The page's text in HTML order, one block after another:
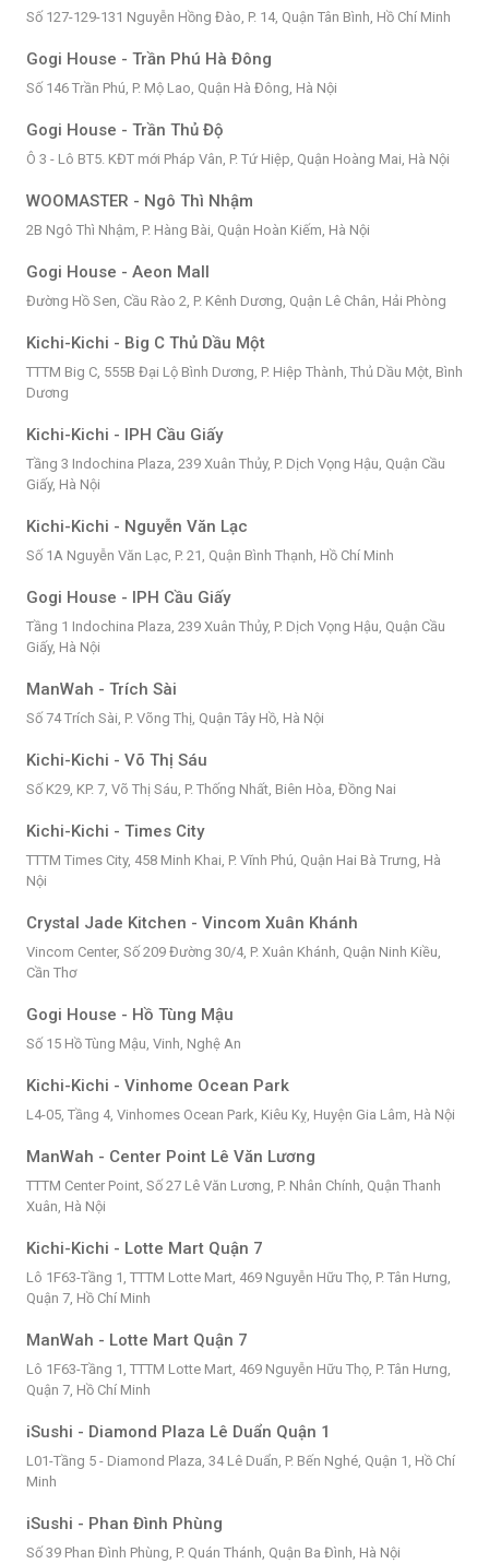
Số 127-129-131 Nguyễn Hồng Đào, P. 14, Quận Tân Bình, Hồ Chí Minh
Gogi House - Trần Phú Hà Đông
Số 146 Trần Phú, P. Mộ Lao, Quận Hà Đông, Hà Nội
Gogi House - Trần Thủ Độ
Ô 3 - Lô BT5. KĐT mới Pháp Vân, P. Tứ Hiệp, Quận Hoàng Mai, Hà Nội
WOOMASTER - Ngô Thì Nhậm
2B Ngô Thì Nhậm, P. Hàng Bài, Quận Hoàn Kiếm, Hà Nội
Gogi House - Aeon Mall
Đường Hồ Sen, Cầu Rào 2, P. Kênh Dương, Quận Lê Chân, Hải Phòng
Kichi-Kichi - Big C Thủ Dầu Một
TTTM Big C, 555B Đại Lộ Bình Dương, P. Hiệp Thành, Thủ Dầu Một, Bình
Dương
Kichi-Kichi - IPH Cầu Giấy
Tầng 3 Indochina Plaza, 239 Xuân Thủy, P. Dịch Vọng Hậu, Quận Cầu
Giấy, Hà Nội
Kichi-Kichi - Nguyễn Văn Lạc
Số 1A Nguyễn Văn Lạc, P. 21, Quận Bình Thạnh, Hồ Chí Minh
Gogi House - IPH Cầu Giấy
Tầng 1 Indochina Plaza, 239 Xuân Thủy, P. Dịch Vọng Hậu, Quận Cầu
Giấy, Hà Nội
ManWah - Trích Sài
Số 74 Trích Sài, P. Võng Thị, Quận Tây Hồ, Hà Nội
Kichi-Kichi - Võ Thị Sáu
Số K29, KP. 7, Võ Thị Sáu, P. Thống Nhất, Biên Hòa, Đồng Nai
Kichi-Kichi - Times City
TTTM Times City, 458 Minh Khai, P. Vĩnh Phú, Quận Hai Bà Trưng, Hà
Nội
Crystal Jade Kitchen - Vincom Xuân Khánh
Vincom Center, Số 209 Đường 30/4, P. Xuân Khánh, Quận Ninh Kiều,
Cần Thơ
Gogi House - Hồ Tùng Mậu
Số 15 Hồ Tùng Mậu, Vinh, Nghệ An
Kichi-Kichi - Vinhome Ocean Park
L4-05, Tầng 4, Vinhomes Ocean Park, Kiêu Kỵ, Huyện Gia Lâm, Hà Nội
ManWah - Center Point Lê Văn Lương
TTTM Center Point, Số 27 Lê Văn Lương, P. Nhân Chính, Quận Thanh
Xuân, Hà Nội
Kichi-Kichi - Lotte Mart Quận 7
Lô 1F63-Tầng 1, TTTM Lotte Mart, 469 Nguyễn Hữu Thọ, P. Tân Hưng,
Quận 7, Hồ Chí Minh
ManWah - Lotte Mart Quận 7
Lô 1F63-Tầng 1, TTTM Lotte Mart, 469 Nguyễn Hữu Thọ, P. Tân Hưng,
Quận 7, Hồ Chí Minh
iSushi - Diamond Plaza Lê Duẩn Quận 1
L01-Tầng 5 - Diamond Plaza, 34 Lê Duẩn, P. Bến Nghé, Quận 1, Hồ Chí
Minh
iSushi - Phan Đình Phùng
Số 39 Phan Đình Phùng, P. Quán Thánh, Quận Ba Đình, Hà Nội